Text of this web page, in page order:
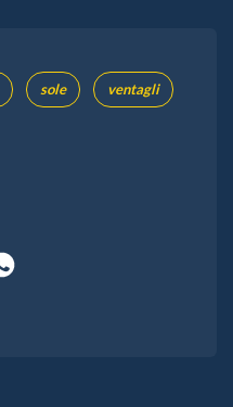
sole ventagli